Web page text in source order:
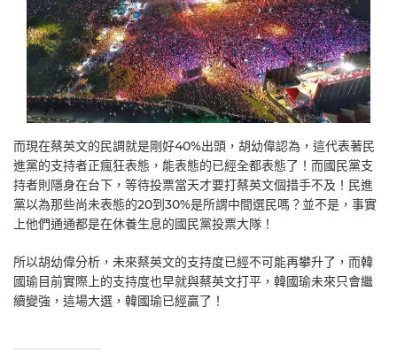
而現在蔡英文的民調就是剛好40%出頭，胡幼偉認為，這代表著民
進黨的支持者正瘋狂表態，能表態的已經全都表態了！而國民黨支
持者則隱身在台下，等待投票當天才要打蔡英文個措手不及！民進
黨以為那些尚未表態的20到30%是所謂中間選民嗎？並不是，事實
上他們通通都是在休養生息的國民黨投票大隊！
所以胡幼偉分析，未來蔡英文的支持度已經不可能再攀升了，而韓
國瑜目前實際上的支持度也早就與蔡英文打平，韓國瑜未來只會繼
續變強，這場大選，韓國瑜已經贏了！